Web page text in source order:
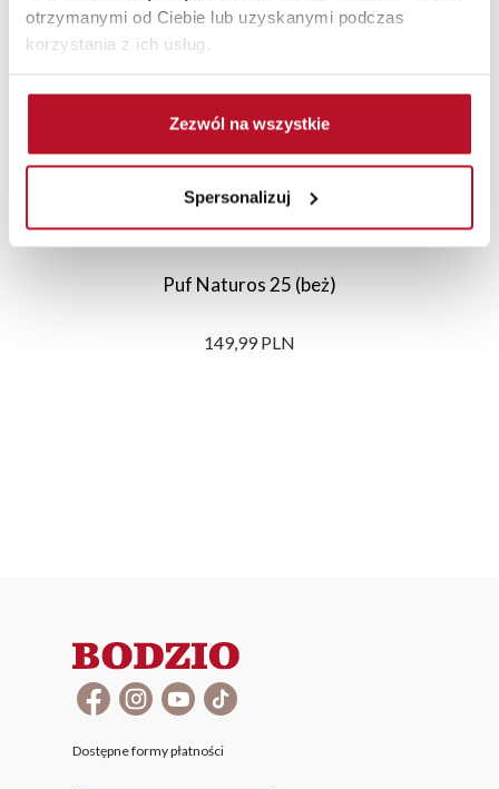
otrzymanymi od Ciebie lub uzyskanymi podczas
korzystania z ich usług.
Zezwól na wszystkie
Spersonalizuj
Puf Naturos 25 (beż)
149,99 PLN
Dostępne formy płatności